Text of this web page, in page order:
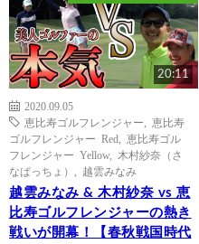
20:11
2020.09.05
恵比寿ゴルフレンジャー
恵比寿
ゴルフレンジャー Red
恵比寿ゴル
フレンジャー Yellow, 木村紗奈（さ
なぱっちょ）
越雲みなみ
越雲みなみ & 木村紗奈 vs 恵
比寿ゴルフレンジャーの熱き
戦いが開幕！【春秋戦国時代